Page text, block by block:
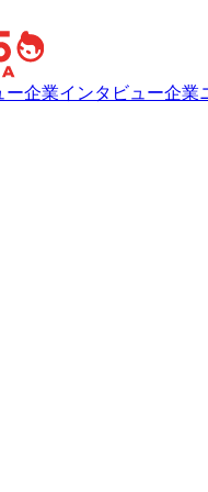
ー企業インタビュー企業